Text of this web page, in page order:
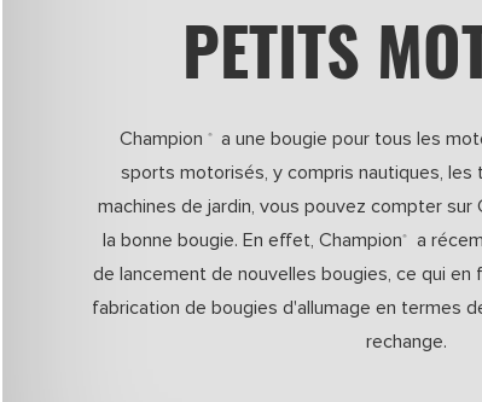
PETITS
Champion ®
a une bougie pour tous les
sports motorisés, y compris nautiques, les
machines de jardin, vous pouvez compter sur
la bonne bougie. En effet, Champion®
a
de lancement de nouvelles bougies, ce qui
fabrication de bougies d'allumage en termes
rechange.